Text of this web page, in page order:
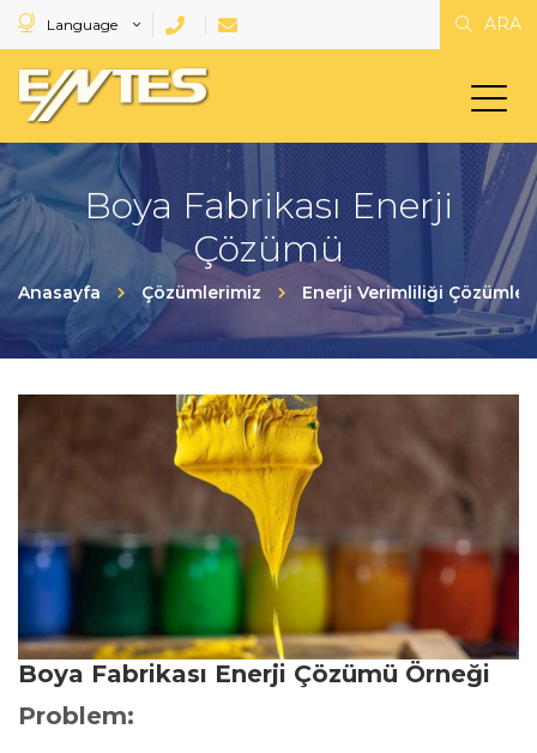
Language ARA
Boya Fabrikası Enerji
Çözümü
Anasayfa Çözümlerimiz Enerji Verimliliği Çözümleri
Boya Fabrikası Enerji Çözümü Örneği
Problem: